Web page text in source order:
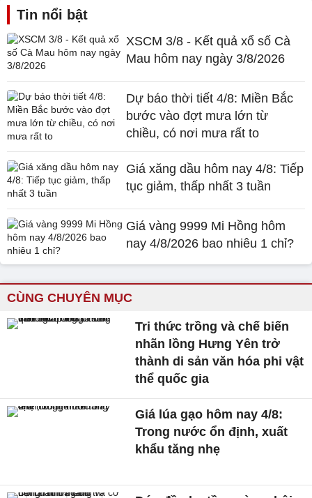
Tin nổi bật
XSCM 3/8 - Kết quả xổ số Cà
Mau hôm nay ngày 3/8/2026
Dự báo thời tiết 4/8: Miền Bắc
bước vào đợt mưa lớn từ
chiều, có nơi mưa rất to
Giá xăng dầu hôm nay 4/8: Tiếp
tục giảm, thấp nhất 3 tuần
Giá vàng 9999 Mi Hồng hôm
nay 4/8/2026 bao nhiêu 1 chỉ?
CÙNG CHUYÊN MỤC
Tri thức trồng và chế biến
nhãn lồng Hưng Yên trở
thành di sản văn hóa phi vật
thể quốc gia
Giá lúa gạo hôm nay 4/8:
Trong nước ổn định, xuất
khẩu tăng nhẹ